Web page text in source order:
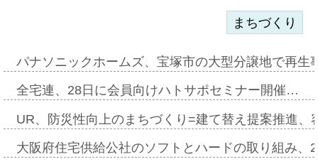
まちづくり
パナソニックホームズ、宝塚市の大型分譲地で再
全宅連、28日に会員向けハトサポセミナー開催…
UR、防災性向上のまちづくり=建て替え提案推進
大阪府住宅供給公社のソフトとハードの取り組み